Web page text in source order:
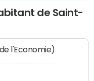
de Saint-
l'Economie)